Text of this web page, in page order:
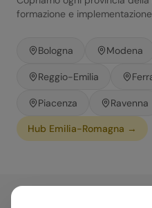
formazione e
Bologna Modena
Reggio-Emilia
Piacenza Ravenna
Hub Emilia-Romagna →